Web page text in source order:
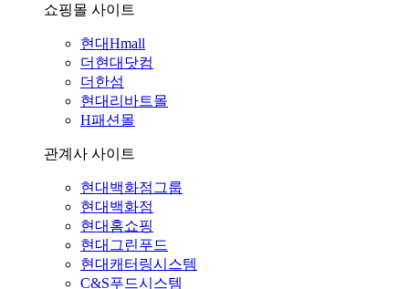
쇼핑몰 사이트
현대Hmall
더현대닷컴
더한섬
현대리바트몰
H패션몰
관계사 사이트
현대백화점그룹
현대백화점
현대홈쇼핑
현대그린푸드
현대캐터링시스템
C&S푸드시스템